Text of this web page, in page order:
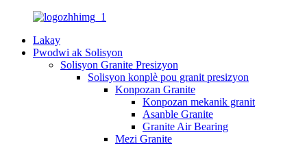
Lakay
Pwodwi ak Solisyon
Solisyon Granite Presizyon
Solisyon konplè pou granit presizyon
Konpozan Granite
Konpozan mekanik granit
Asanble Granite
Granite Air Bearing
Mezi Granite